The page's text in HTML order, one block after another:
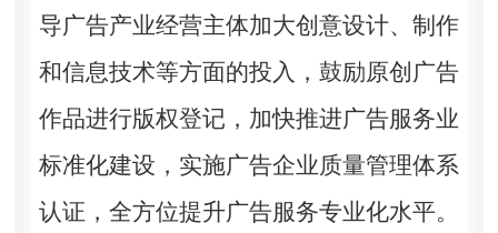
导广告产业经营主体加大创意设计、制作
和信息技术等方面的投入，鼓励原创广告
作品进行版权登记，加快推进广告服务业
标准化建设，实施广告企业质量管理体系
认证，全方位提升广告服务专业化水平。